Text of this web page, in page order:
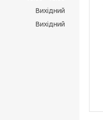
Вихідний
Вихідний